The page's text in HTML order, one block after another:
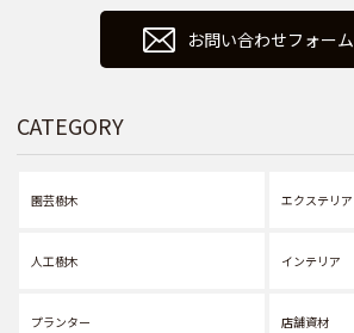
お問い合わせフォーム
CATEGORY
園芸樹木
人工樹木
プランター
エクステリア
インテリア
店舗資材